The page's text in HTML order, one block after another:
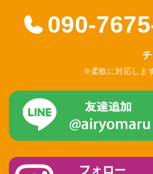
090-
※柔軟に対応しま